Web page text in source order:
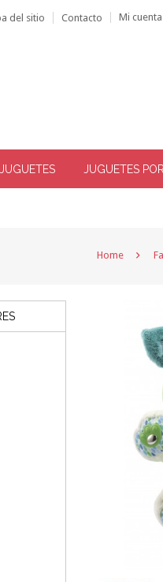
del sitio Contacto Mi cuenta
JUGUETES
Home